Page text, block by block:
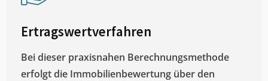
Ertragswertverfahren
Bei dieser praxisnahen Berechnungsmethode
erfolgt die Immobilienbewertung über den